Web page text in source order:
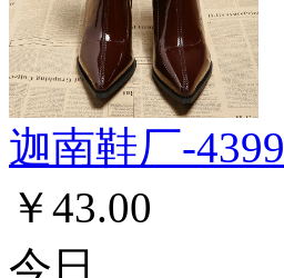
迦南鞋厂-4399
￥43.00
今日